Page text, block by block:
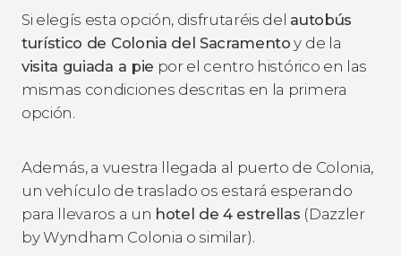
Si elegís esta opción, disfrutaréis del autobús
turístico de Colonia del Sacramento y de la
visita guiada a pie por el centro histórico en las
mismas condiciones descritas en la primera
opción.
Además, a vuestra llegada al puerto de Colonia,
un vehículo de traslado os estará esperando
para llevaros a un hotel de 4 estrellas (Dazzler
by Wyndham Colonia o similar).